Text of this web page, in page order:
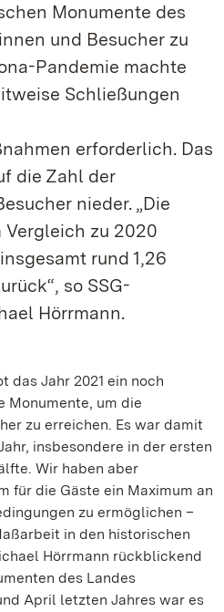
Monumente des
und Besucher zu
Pandemie machte
Schließungen
erforderlich. Das
die Zahl der
nieder. „Die
Vergleich zu 2020
rund 1,26
so SSG-
Hörrmann.
das Jahr 2021 ein noch
Monumente, um die
zu erreichen. Es war damit
insbesondere in der ersten
Wir haben aber
für die Gäste ein Maximum an
zu ermöglichen –
in den historischen
Hörrmann rückblickend
des Landes
April letzten Jahres war es